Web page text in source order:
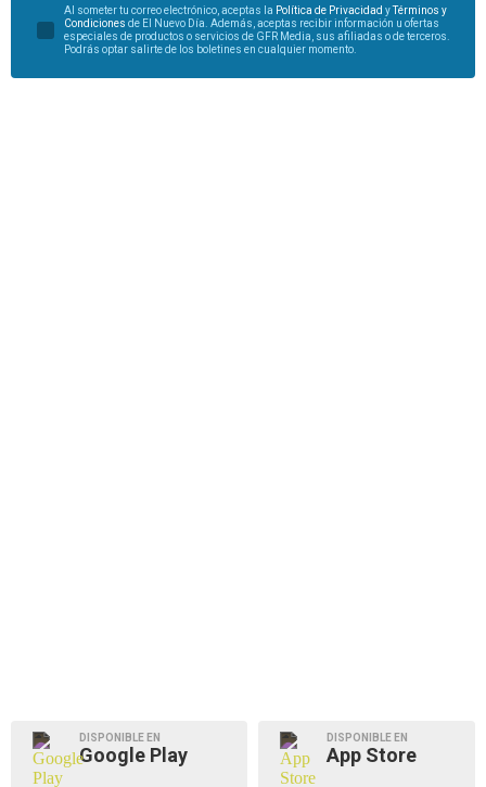
Al someter tu correo electrónico, aceptas la Política de Privacidad yTérminos y
Condiciones de El Nuevo Día. Además, aceptas recibir información u ofertas
especiales de productos o servicios de GFR Media, sus afiliadas o de terceros.
Podrás optar salirte de los boletines en cualquier momento.
DISPONIBLE EN
Google Play
DISPONIBLE EN
App Store